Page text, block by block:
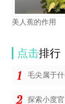
美人蕉的作用
点击排行
毛尖属于
探索小度